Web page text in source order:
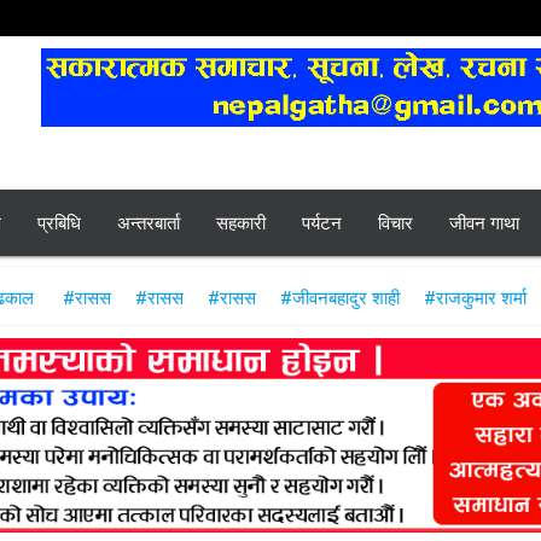
प्रबिधि अन्तरबार्ता सहकारी पर्यटन विचार जीवन गाथा
#रासस #रासस #रासस #जीवनबहादुर शाही #राजकुमार शर्मा